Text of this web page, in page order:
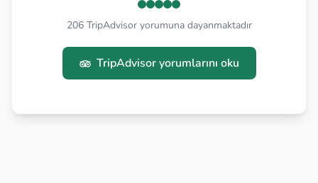
206 TripAdvisor yorumuna dayanmaktadır
TripAdvisor yorumlarını oku